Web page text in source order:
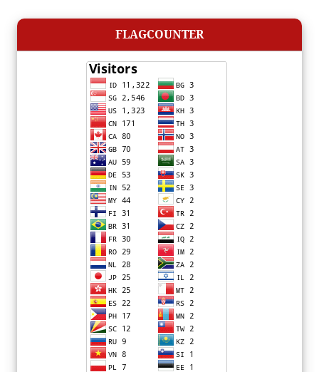
FLAGCOUNTER